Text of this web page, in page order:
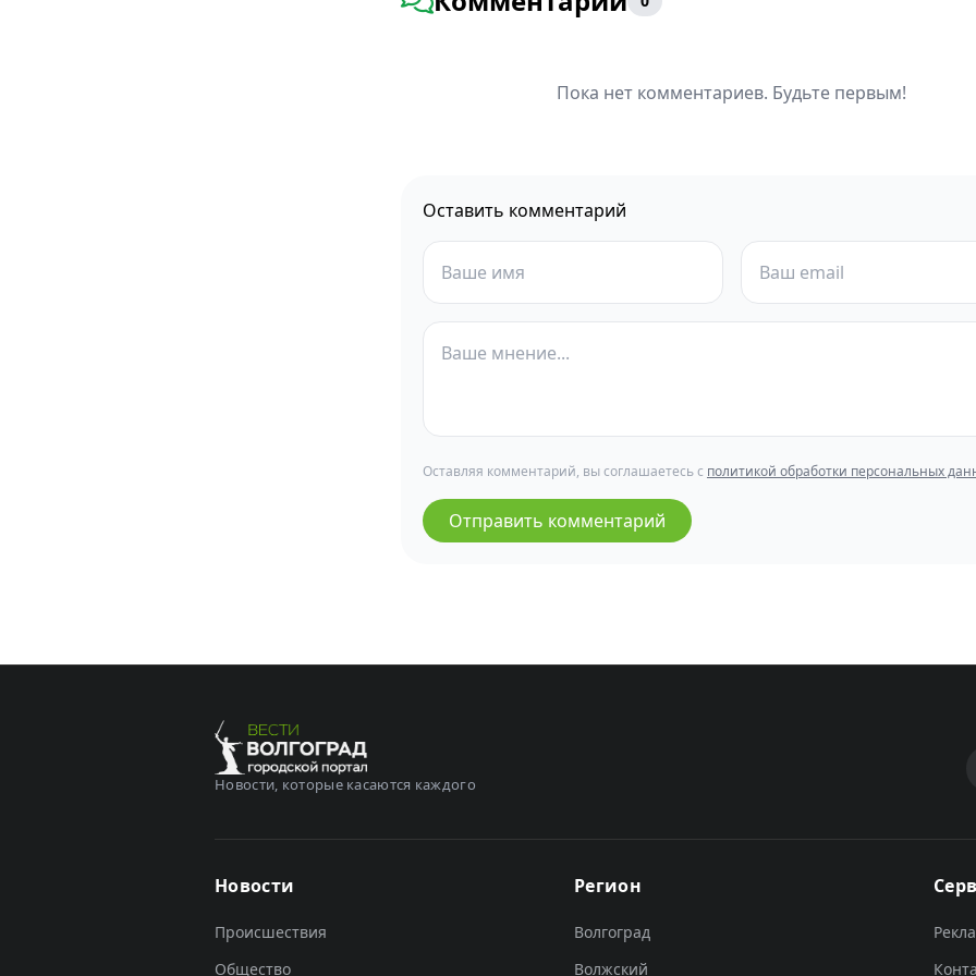
Пока нет комментариев. Будьте первым!
Оставить комментарий
Оставляя комментарий, вы соглашаетесь с политикой обработки персональных
Отправить комментарий
Новости, которые касаются каждого
Новости
Происшествия
Общество
Регион
Волгоград
Волжский